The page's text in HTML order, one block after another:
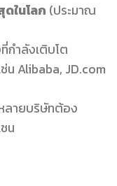
ในโลก (ประมาณ
กำลังเติบโต
ช่น Alibaba, JD.com
ลายบริษัทต้อง
น